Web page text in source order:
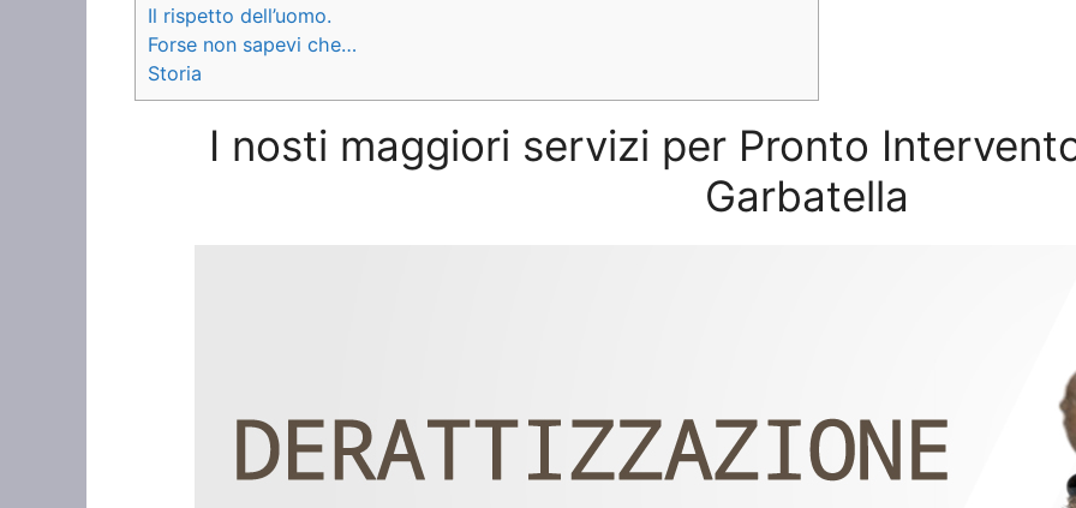
Il rispetto dell’uomo.
Forse non sapevi che…
Storia
I nosti maggiori servizi per Pronto
Garbatella